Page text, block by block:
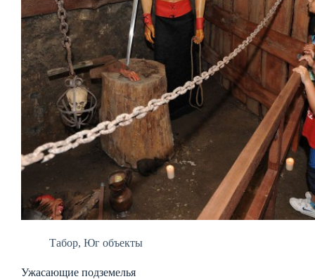
Табор, Юг объекты
Ужасающие подземелья